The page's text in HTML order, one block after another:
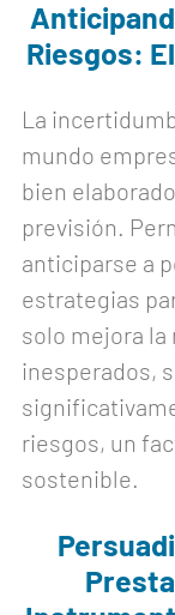
Riesgos:
La
mundo
bien
previsión.
anticiparse a
estrategias
solo mejora
inesperados,
riesgos, un
sostenible.